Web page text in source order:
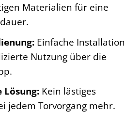
Materialien für eine
Einfache Installation
Nutzung über die
Lösung:Kein lästiges
jedem Torvorgang mehr.